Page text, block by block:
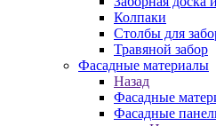
Колпаки
Столбы для
Травяной забор
Фасадные материалы
Назад
Фасадные
Фасадные